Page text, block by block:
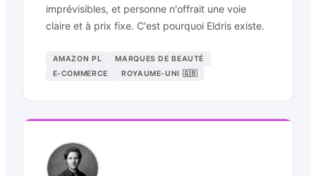
imprévisibles, et personne n'offrait une voie
claire et à prix fixe. C'est pourquoi Eldris existe.
AMAZON PL
MARQUES DE BEAUTÉ
E-COMMERCE
ROYAUME-UNI 🇬🇧